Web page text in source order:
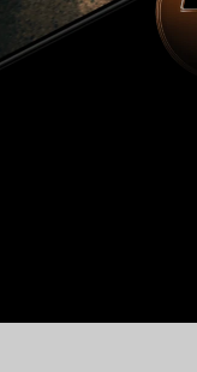
пор больше ничего не
тему. Это связано с
работать на большой
обязательно
сильно в сюжете не
первая и последняя
завершают историю.